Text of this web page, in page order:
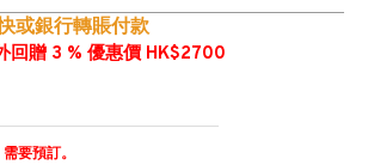
或銀行轉賬付款
回贈 3 % 優惠價 HK$2700
要預訂。